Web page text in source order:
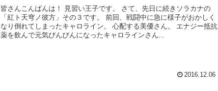
皆さんこんばんは！ 見習い王子です。 さて、先日に続きソラカナの
「紅ト天穹ノ彼方」その３です。 前回、戦闘中に急に様子がおかしく
なり倒れてしまったキャロライン。 心配する美優さん。 エナジー抵抗
薬を飲んで元気びんびんになったキャロラインさん...
2016.12.06